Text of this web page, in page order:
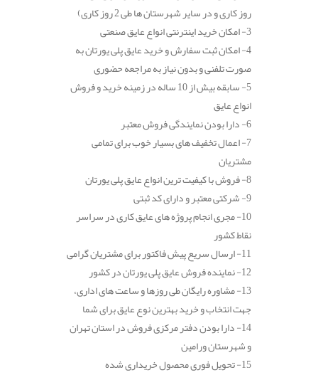
روز کاری و در سایر شهرستان ها طی 2 روز کاری)
3- امکان خرید اینترنتی انواع عایق صنعتی
4- امکان ثبت سفارش و خرید عایق پلی یورتان به
صورت تلفنی و بدون نیاز به مراجعه حضوری
5- سابقه بیش از 10 ساله در زمینه خرید و فروش
انواع عایق
6- دارا بودن نمایندگی فروش معتبر
7- اعمال تخفیف های بسیار خوب برای تمامی
مشتریان
8- فروش با کیفیت ترین انواع عایق پلی یورتان
9- شرکتی معتبر و دارای کد ثبتی
10- مجری انجام پروژه های عایق کاری در سراسر
نقاط کشور
11- ارسال سریع پیش فاکتور برای مشتریان گرامی
12- نماینده فروش عایق پلی یورتان در کشور
13- مشاوره رایگان طی روزها و ساعت های اداری،
جهت انتخاب و خرید بهترین نوع عایق برای شما
14- دارا بودن دفتر مرکزی فروش در استان تهران
و شهرستان ورامین
15- تحویل فوری محصول خریداری شده